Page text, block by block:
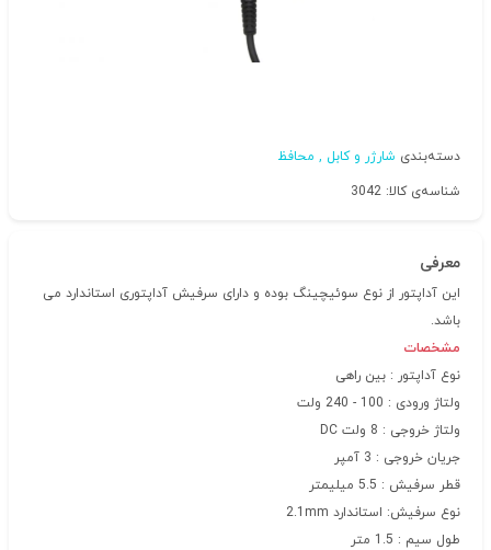
دسته‌بندی شارژر و کابل , محافظ
شناسه‌ی کالا: 3042
معرفی
این آداپتور از نوع سوئیچینگ بوده و دارای سرفیش آداپتوری استاندارد می
باشد.
مشخصات
نوع آداپتور : بین راهی
ولتاژ ورودی : 100 - 240 ولت
ولتاژ خروجی : 8 ولت DC
جریان خروجی : 3 آمپر
قطر سرفیش : 5.5 میلیمتر
نوع سرفیش: استاندارد 2.1mm
طول سیم : 1.5 متر